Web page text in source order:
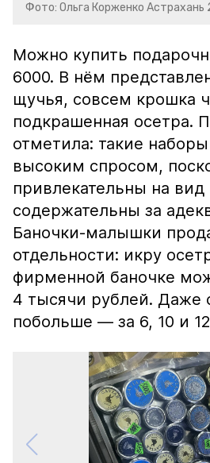
Фото: Ольга Корженко Астрахань
Можно купить
6000. В нём
щучья, совсем крошка
подкрашенная осетра.
отметила: такие
высоким спросом,
привлекательны на
содержательны за
Баночки-малышки
отдельности: икру
фирменной баночке
4 тысячи рублей. Даже
побольше — за 6, 10 и